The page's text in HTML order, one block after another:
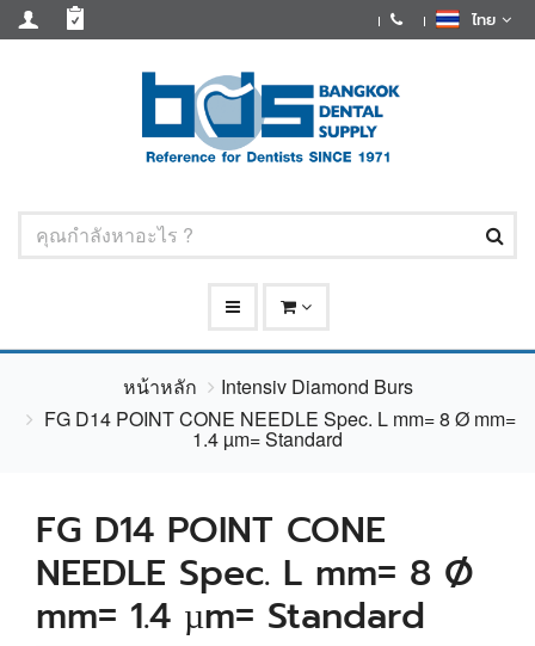
ไทย
หน้าหลัก
Intensiv Diamond Burs
FG D14 POINT CONE NEEDLE Spec. L mm= 8 Ø mm=
1.4 µm= Standard
FG D14 POINT CONE
NEEDLE Spec. L mm= 8 Ø
mm= 1.4 µm= Standard